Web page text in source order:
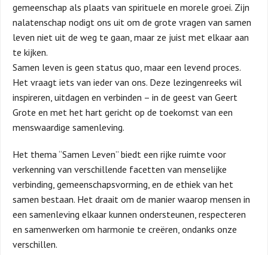
gemeenschap als plaats van spirituele en morele groei. Zijn
nalatenschap nodigt ons uit om de grote vragen van samen
leven niet uit de weg te gaan, maar ze juist met elkaar aan
te kijken.
Samen leven is geen status quo, maar een levend proces.
Het vraagt iets van ieder van ons. Deze lezingenreeks wil
inspireren, uitdagen en verbinden – in de geest van Geert
Grote en met het hart gericht op de toekomst van een
menswaardige samenleving.
Het thema “Samen Leven” biedt een rijke ruimte voor
verkenning van verschillende facetten van menselijke
verbinding, gemeenschapsvorming, en de ethiek van het
samen bestaan. Het draait om de manier waarop mensen in
een samenleving elkaar kunnen ondersteunen, respecteren
en samenwerken om harmonie te creëren, ondanks onze
verschillen.